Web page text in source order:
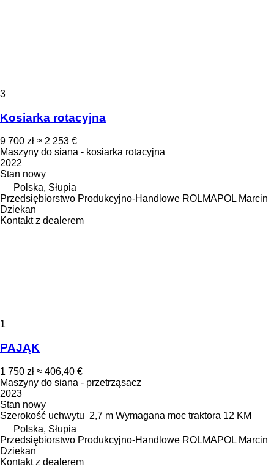
3
Kosiarka rotacyjna
9 700 zł ≈ 2 253 €
Maszyny do siana - kosiarka rotacyjna
2022
Stan nowy
Polska, Słupia
Przedsiębiorstwo Produkcyjno-Handlowe ROLMAPOL Marcin
Dziekan
Kontakt z dealerem
1
PAJĄK
1 750 zł ≈ 406,40 €
Maszyny do siana - przetrząsacz
2023
Stan nowy
Szerokość uchwytu 2,7 m Wymagana moc traktora 12 KM
Polska, Słupia
Przedsiębiorstwo Produkcyjno-Handlowe ROLMAPOL Marcin
Dziekan
Kontakt z dealerem